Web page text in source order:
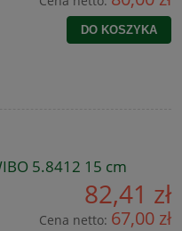
DO KOSZYKA
5.8412 15 cm
82,41 zł
Cena netto: 67,00 zł